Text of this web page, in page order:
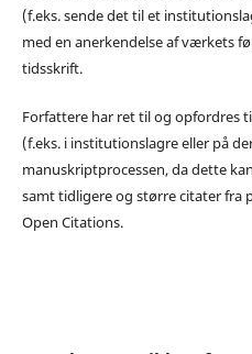
(f.eks. sende det til et
med en anerkendelse af værkets
tidsskrift.
Forfattere har ret til og opfordres
(f.eks. i institutionslagre eller på
manuskriptprocessen, da dette
samt tidligere og større citater fra
Open Citations.